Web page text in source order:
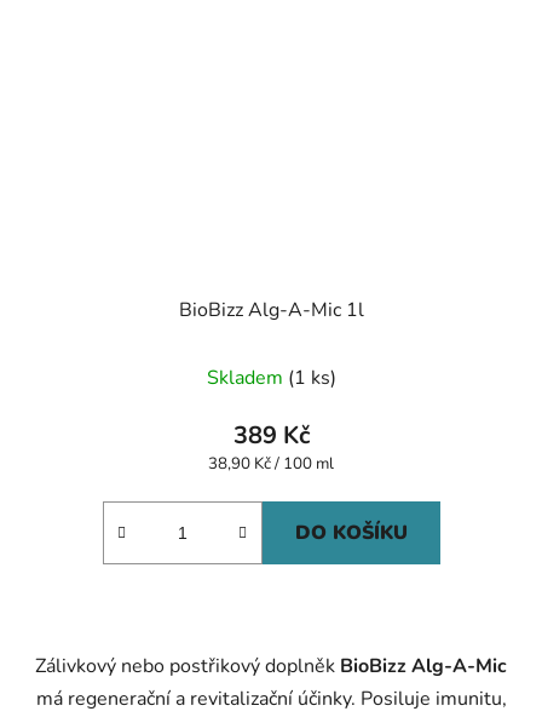
BioBizz Alg-A-Mic 1l
Skladem (1 ks)
389 Kč
Měrná
38,90 Kč / 100 ml
DO KOŠÍKU
Zálivkový nebo postřikový doplněk BioBizz Alg-A-Mic
má regenerační a revitalizační účinky. Posiluje imunitu,